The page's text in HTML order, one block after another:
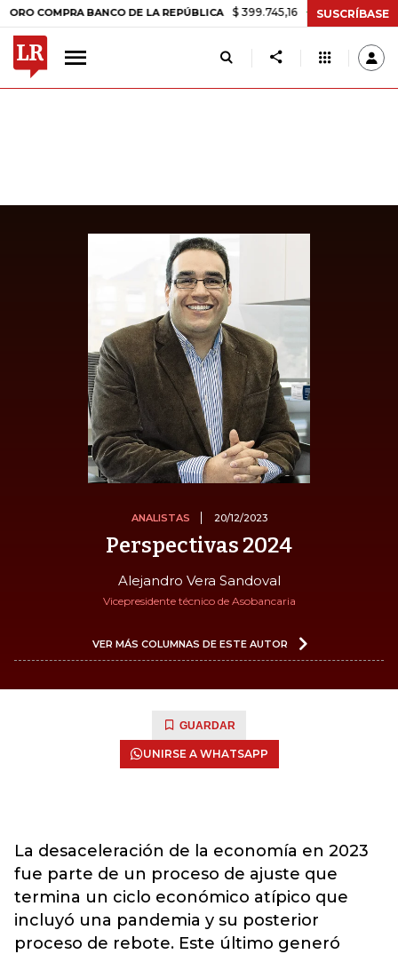
BANCO DE LA REPÚBLICA $ 399.745,16 +$ 2.295,71 +0,58%
SUSCRÍBASE
ANALISTAS 20/12/2023
Perspectivas 2024
Alejandro Vera Sandoval
Vicepresidente técnico de Asobancaria
VER MÁS COLUMNAS DE ESTE AUTOR
GUARDAR
UNIRSE A WHATSAPP
La desaceleración de la economía en 2023
fue parte de un proceso de ajuste que
termina un ciclo económico atípico que
incluyó una pandemia y su posterior
proceso de rebote. Este último generó